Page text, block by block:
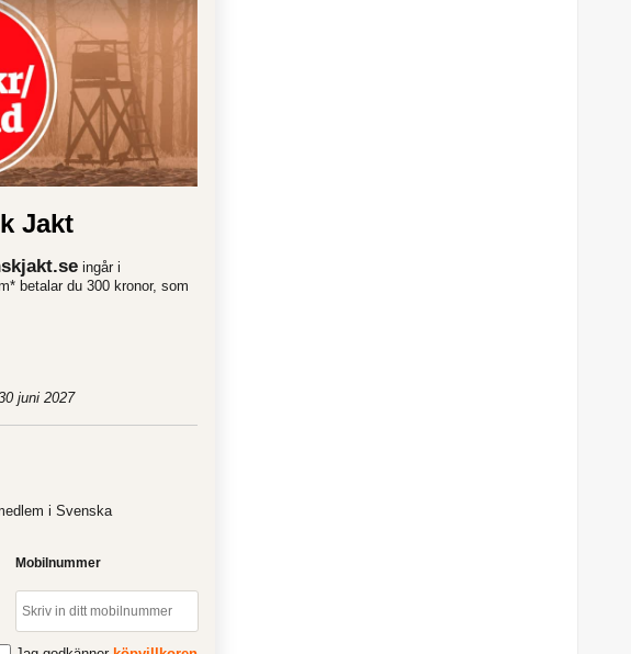
Jakt
ingår i
betalar du 300 kronor, som
juni 2027
i Svenska
Mobilnummer